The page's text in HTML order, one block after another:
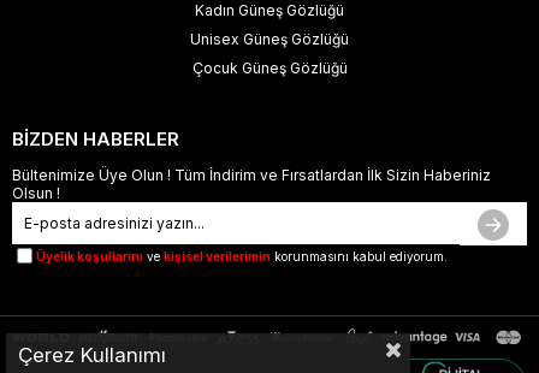
Kadın Güneş Gözlüğü
Unisex Güneş Gözlüğü
Çocuk Güneş Gözlüğü
BİZDEN HABERLER
Bültenimize Üye Olun ! Tüm İndirim ve Fırsatlardan İlk Sizin Haberiniz
Olsun !
Üyelik koşullarını ve kişisel verilerimin korunmasını kabul ediyorum.
Çerez Kullanımı